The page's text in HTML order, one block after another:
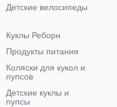
Детские велосипеды
Куклы Реборн
Продукты питания
Коляски для кукол и
пупсов
Детские куклы и
пупсы